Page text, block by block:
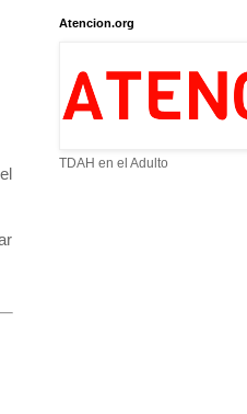
Atencion.org
TDAH en el Adulto